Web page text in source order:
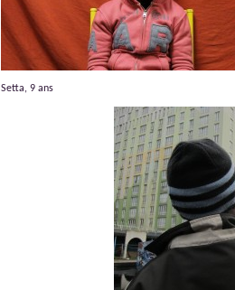
Setta, 9 ans